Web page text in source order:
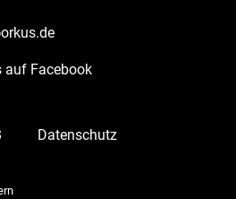
auf Facebook
Datenschutz